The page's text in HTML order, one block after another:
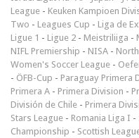
League - Keuken Kampioen
Two - Leagues Cup - Liga de
Ligue 1 - Ligue 2 - Meistriliiga -
NIFL Premiership - NISA -
Women's Soccer League -
- ÖFB-Cup - Paraguay Primera
Primera A - Primera Division -
División de Chile - Primera
Stars League - Romania Liga I -
Championship - Scottish